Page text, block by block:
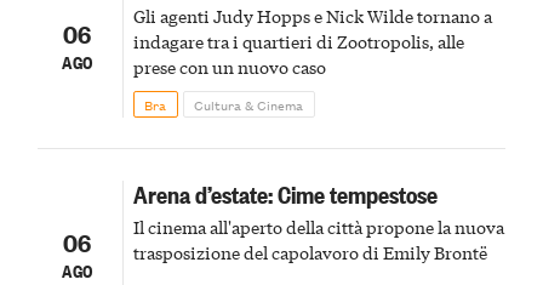
06
AGO
Gli agenti Judy Hopps e Nick Wilde tornano a
indagare tra i quartieri di Zootropolis, alle
prese con un nuovo caso
Bra Cultura & Cinema
06
AGO
Arena d’estate: Cime tempestose
Il cinema all'aperto della città propone la nuova
trasposizione del capolavoro di Emily Brontë